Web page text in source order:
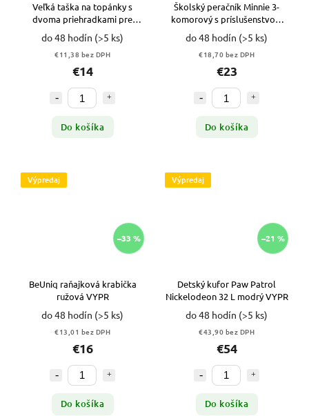
Veľká taška na topánky s
dvoma priehradkami pre
dievčatá MINNIE MOUSE
VYPR
do 48 hodín (>5 ks)
€11,38 bez DPH
€14
Do košíka
Školský peračník Minnie 3-
komorový s príslušenstvom
VYPR
do 48 hodín (>5 ks)
€18,70 bez DPH
€23
Do košíka
Výpredaj
–33 %
BeUniq raňajková krabička
ružová VYPR
do 48 hodín (>5 ks)
€13,01 bez DPH
€16
Do košíka
Výpredaj
–21 %
Detský kufor Paw Patrol
Nickelodeon 32 L modrý VYPR
do 48 hodín (>5 ks)
€43,90 bez DPH
€54
Do košíka